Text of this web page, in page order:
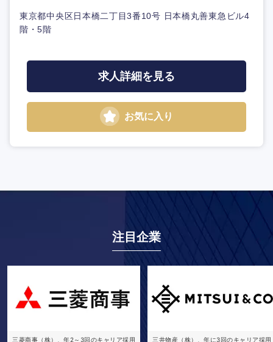
東京都中央区日本橋二丁目3番10号 日本橋丸善東急ビル4
階・5階
求人詳細を見る
お気に入り
注目企業
三菱商事（株）、年2～3回のキャリア採用
三井物産（株）、年に3回のキャリア採用